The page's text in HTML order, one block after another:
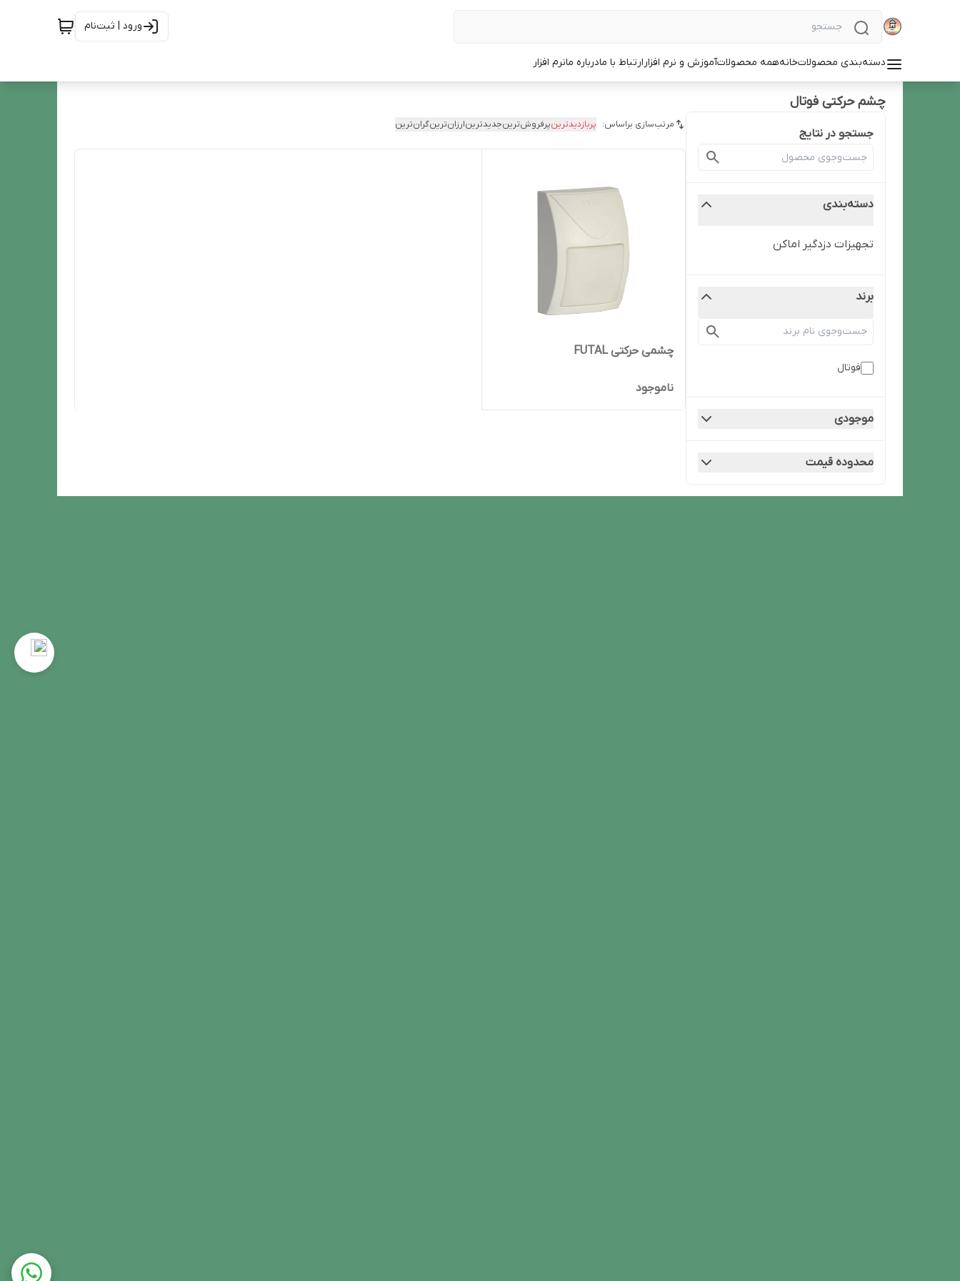
ورود | ثبت‌نام
دسته‌بندی محصولاتخانههمه محصولاتآموزش و نرم افزارارتباط با مادرباره مانرم افزار
چشم حرکتی فوتال
جستجو در نتایج
دسته‌بندی
تجهیزات دزدگیر اماکن
برند
فوتال
موجودی
محدوده قیمت
مرتب‌سازی براساس: پربازدیدترینپرفروش‌ترینجدیدترینارزان‌ترینگران‌ترین
چشمی حرکتی FUTAL
ناموجود